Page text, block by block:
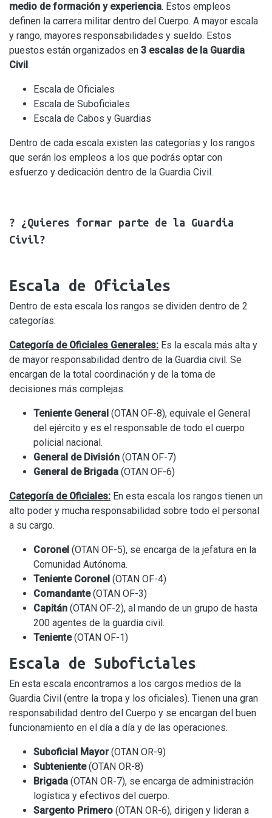
medio de formación y experiencia. Estos empleos
definen la carrera militar dentro del Cuerpo. A mayor escala
y rango, mayores responsabilidades y sueldo. Estos
puestos están organizados en 3 escalas de la Guardia
Civil :
Escala de Oficiales
Escala de Suboficiales
Escala de Cabos y Guardias
Dentro de cada escala existen las categorías y los rangos
que serán los empleos a los que podrás optar con
esfuerzo y dedicación dentro de la Guardia Civil.
? ¿Quieres formar parte de la Guardia
Civil?
Escala de Oficiales
Dentro de esta escala los rangos se dividen dentro de 2
categorías:
Categoría de Oficiales Generales: Es la escala más alta y
de mayor responsabilidad dentro de la Guardia civil. Se
encargan de la total coordinación y de la toma de
decisiones más complejas.
Teniente General (OTAN OF-8), equivale el General
del ejército y es el responsable de todo el cuerpo
policial nacional.
General de División (OTAN OF-7)
General de Brigada (OTAN OF-6)
Categoría de Oficiales: En esta escala los rangos tienen un
alto poder y mucha responsabilidad sobre todo el personal
a su cargo.
Coronel (OTAN OF-5), se encarga de la jefatura en la
Comunidad Autónoma.
Teniente Coronel (OTAN OF-4)
Comandante(OTAN OF-3)
Capitán (OTAN OF-2), al mando de un grupo de hasta
200 agentes de la guardia civil.
Teniente(OTAN OF-1)
Escala de Suboficiales
En esta escala encontramos a los cargos medios de la
Guardia Civil (entre la tropa y los oficiales). Tienen una gran
responsabilidad dentro del Cuerpo y se encargan del buen
funcionamiento en el día a día y de las operaciones.
Suboficial Mayor(OTAN OR-9)
Subteniente(OTAN OR-8)
Brigada (OTAN OR-7), se encarga de administración
logística y efectivos del cuerpo.
Sargento Primero (OTAN OR-6), dirigen y lideran a